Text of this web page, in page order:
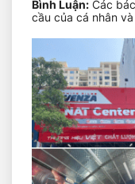
không quá hẹp
thể thao, tạo
đường xấu
Đường kính
trên Honda
Chỉ số tải
hạng B thông
Chỉ số tốc độ:
Bình Luận: Các
cầu của cá nhân